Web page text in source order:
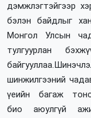
дэмжлэгтэйгээр
бэлэн байдлыг
Монгол Улсын
тулгуурлан
шинжилгээний
үеийн багаж
био аюулгүй